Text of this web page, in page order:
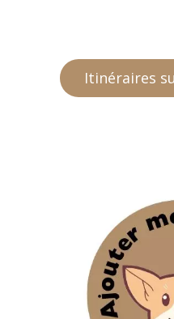
Itinéraires